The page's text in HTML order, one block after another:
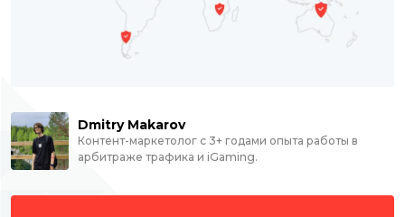
Dmitry Makarov
Контент-маркетолог с 3+ годами опыта работы в
арбитраже трафика и iGaming.